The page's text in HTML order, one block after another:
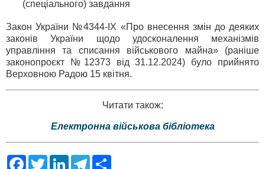
(спеціального) завдання
Закон України №4344-IX «Про внесення змін до деяких
законів України щодо удосконалення механізмів
управління та списання військового майна» (раніше
законопроєкт №12373 від 31.12.2024) було прийнято
Верховною Радою 15 квітня.
Читати також:
Електронна військова бібліотека
F
T
L
T